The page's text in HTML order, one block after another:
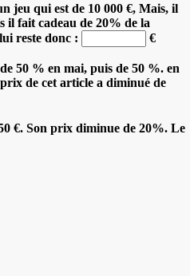
jeu qui est de 10 000 €, Mais, il
il fait cadeau de 20% de la
reste donc :
€
50 % en mai, puis de 50 %. en
de cet article a diminué de
€. Son prix diminue de 20%. Le